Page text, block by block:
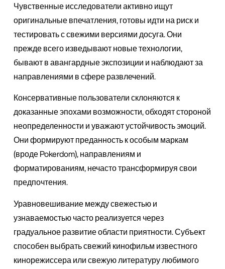
Чувственные исследователи активно ищут
оригинальные впечатления, готовы идти на риск и
тестировать с свежими версиями досуга. Они
прежде всего изведывают новые технологии,
бывают в авангардные экспозиции и наблюдают за
направлениями в сфере развлечений.
Консервативные пользователи склоняются к
доказанные эпохами возможности, обходят стороной
неопределенности и уважают устойчивость эмоций.
Они формируют преданность к особым маркам
(вроде Pokerdom), направлениям и
форматированиям, нечасто трансформируя свои
предпочтения.
Уравновешивание между свежестью и
узнаваемостью часто реализуется через
градуальное развитие области приятности. Субъект
способен выбрать свежий кинофильм известного
кинорежиссера или свежую литературу любимого